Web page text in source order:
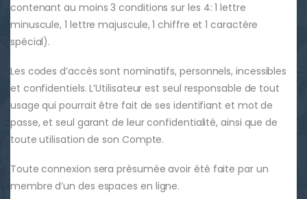
contenant au moins 3 conditions sur les 4: 1 lettre
minuscule, 1 lettre majuscule, 1 chiffre et 1 caractère
spécial).
Les codes d’accès sont nominatifs, personnels, incessibles
et confidentiels. L’Utilisateur est seul responsable de tout
usage qui pourrait être fait de ses identifiant et mot de
passe, et seul garant de leur confidentialité, ainsi que de
toute utilisation de son Compte.
Toute connexion sera présumée avoir été faite par un
membre d’un des espaces en ligne.